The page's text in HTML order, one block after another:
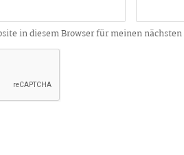
in diesem Browser für meinen